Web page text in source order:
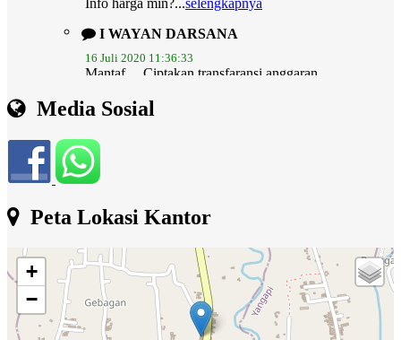
I WAYAN DARSANA
16 Juli 2020 11:36:33
melalui...selengkapnya
14 November 2019 07:56:44
juga...
Media Sosial
Peta Lokasi Kantor
+
−